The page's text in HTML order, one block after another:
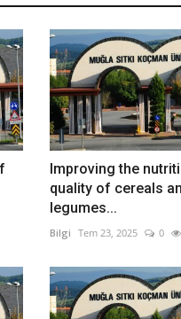
Improving the
quality of cereals
legumes...
Bilgi Tem 23, 2025 0